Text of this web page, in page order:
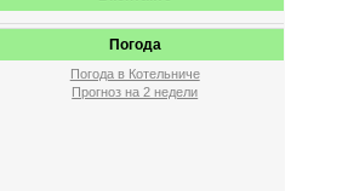
Погода
Погода в Котельниче
Прогноз на 2 недели